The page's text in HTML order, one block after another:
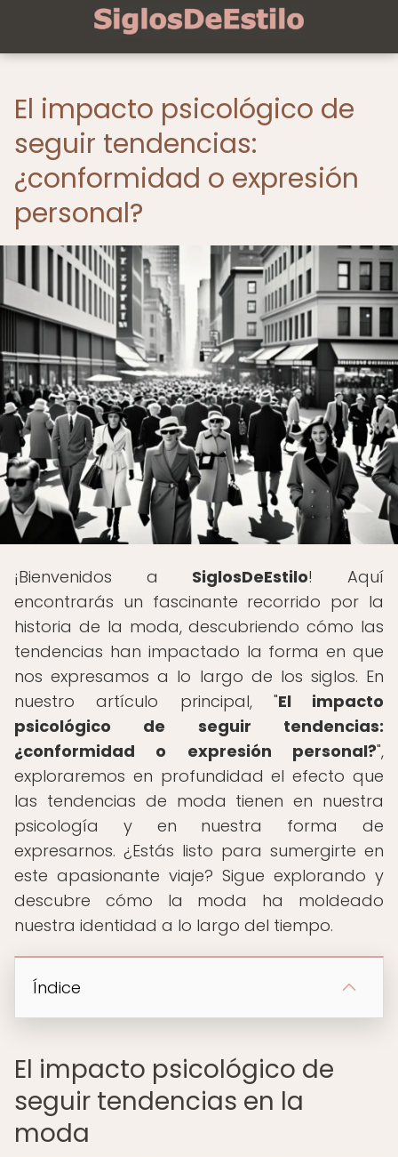
El impacto psicológico de
seguir tendencias:
¿conformidad o expresión
personal?
¡Bienvenidos a SiglosDeEstilo! Aquí
encontrarás un fascinante recorrido por la
historia de la moda, descubriendo cómo las
tendencias han impactado la forma en que
nos expresamos a lo largo de los siglos. En
nuestro artículo principal, "El impacto
psicológico de seguir tendencias:
¿conformidad o expresión personal?",
exploraremos en profundidad el efecto que
las tendencias de moda tienen en nuestra
psicología y en nuestra forma de
expresarnos. ¿Estás listo para sumergirte en
este apasionante viaje? Sigue explorando y
descubre cómo la moda ha moldeado
nuestra identidad a lo largo del tiempo.
Índice
El impacto psicológico de
seguir tendencias en la
moda